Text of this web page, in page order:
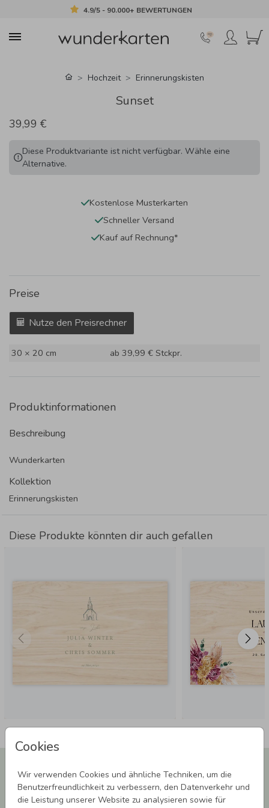
4.9/5 - 90.000+ BEWERTUNGEN
Cookies
Wir verwenden Cookies und ähnliche Techniken, um die
Benutzerfreundlichkeit zu verbessern, den Datenverkehr und
die Leistung unserer Website zu analysieren sowie für
Hochzeit Erinnerungskisten
Sunset
39,99 €
Diese Produktvariante ist nicht verfügbar. Wähle eine
Alternative.
Kostenlose Musterkarten
Schneller Versand
Kauf auf Rechnung*
Preise
Nutze den Preisrechner
30 × 20 cm ab 39,99 € Stckpr.
Produktinformationen
Beschreibung
Wunderkarten
Kollektion
Erinnerungskisten
Diese Produkte könnten dir auch gefallen
sichern!
Melde Dich zu unserem Newsletter an und bleibe auf dem